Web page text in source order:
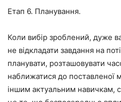
Етап 6. Планування.
Коли вибір зроблений, дуже
не відкладати завдання на
планувати, розташовувати
наближатися до поставленої
іншим актуальним навичкам,